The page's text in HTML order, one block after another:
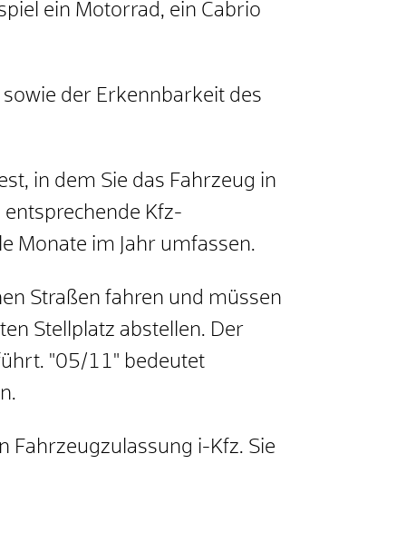
ein Motorrad, ein Cabrio
der Erkennbarkeit des
in dem Sie das Fahrzeug in
Kfz-
Monate im Jahr umfassen.
Straßen fahren und müssen
Stellplatz abstellen. Der
"05/11" bedeutet
Fahrzeugzulassung i-Kfz. Sie